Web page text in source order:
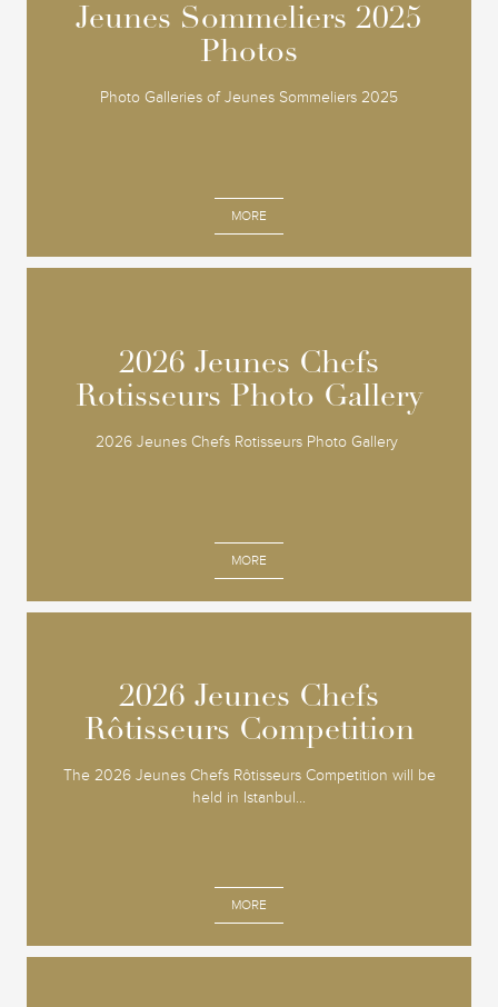
Jeunes Sommeliers 2025
Photos
Photo Galleries of Jeunes Sommeliers 2025
MORE
Jeunes Sommeliers 2025
Photos
2026 Jeunes Chefs
Rotisseurs Photo Gallery
2026 Jeunes Chefs Rotisseurs Photo Gallery
MORE
2026 Jeunes Chefs
Rotisseurs Photo Gallery
2026 Jeunes Chefs
Rôtisseurs Competition
The 2026 Jeunes Chefs Rôtisseurs Competition will be
held in Istanbul...
MORE
2026 Jeunes Chefs
Rôtisseurs Competition